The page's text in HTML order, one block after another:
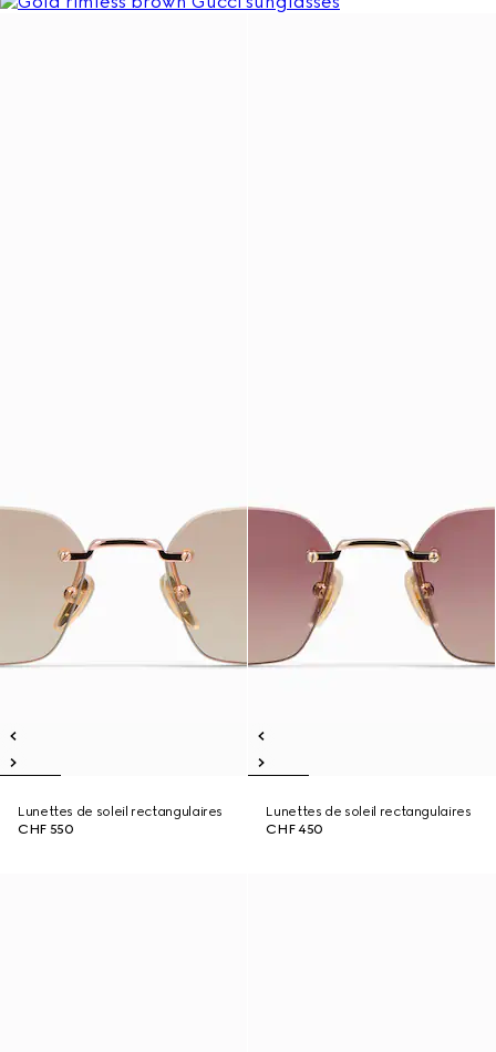
Lunettes de soleil rectangulaires
CHF 550
Lunettes de soleil rectangulaires
CHF 450